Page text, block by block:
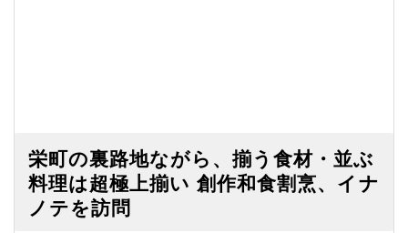
栄町の裏路地ながら、揃う食材・並ぶ
料理は超極上揃い 創作和食割烹、イナ
ノテを訪問